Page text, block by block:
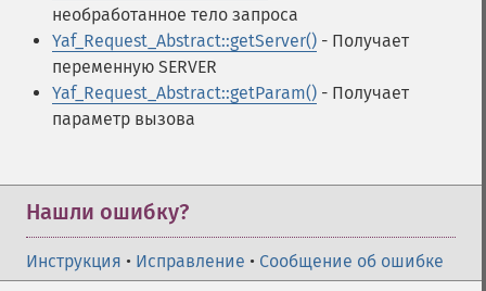
необработанное тело запроса
Yaf_Request_Abstract::getServer() - Получает
переменную SERVER
Yaf_Request_Abstract::getParam() - Получает
параметр вызова
Нашли ошибку?
Инструкция • Исправление • Сообщение об ошибке